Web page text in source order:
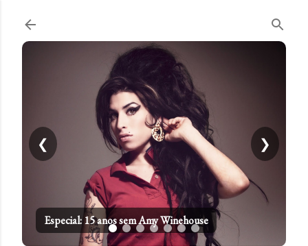
Especial: 15 anos sem Amy Winehouse
❮ ❯